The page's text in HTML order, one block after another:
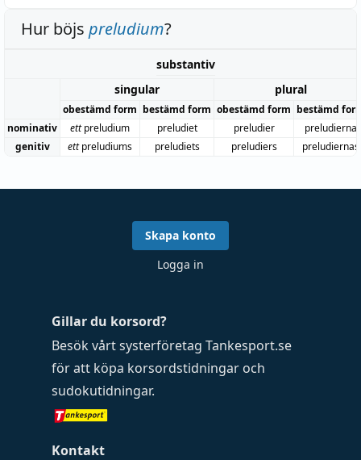
Hur böjs preludium?
substantiv
singular
plural
obestämd form bestämd form obestämd form bestämd
nominativ
ettpreludium preludiet preludier
preludierna
genitiv
ettpreludiums preludiets preludiers preludiernas
Gillar du korsord?
Besök vårt systerföretag Tankesport.se
för att köpa korsordstidningar och
sudokutidningar.
Kontakt
Skapa konto
Logga in